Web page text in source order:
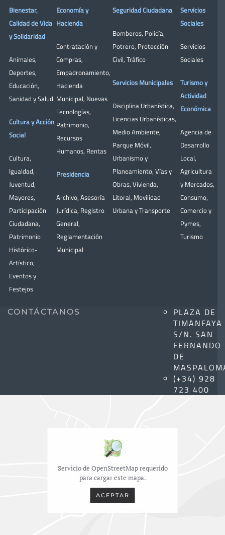
Bienestar,
Calidad de Vida
y Solidaridad
Animales,
Deportes,
Educación,
Sanidad y Salud
Cultura y Acción
Social
Cultura,
Igualdad,
Juventud,
Mayores,
Participación
Ciudadana,
Patrimonio
Histórico-
Artístico,
Eventos y
Festejos
Economía y
Hacienda
Contratación y
Compras,
Empadronamiento,
Hacienda
Municipal, Nuevas
Tecnologías,
Patrimonio,
Recursos
Humanos, Rentas
Presidencia
Archivo, Asesoría
Jurídica, Registro
General,
Reglamentación
Municipal
Seguridad Ciudadana
Bomberos, Policía,
Potrero, Protección
Civil, Tráfico
Servicios Municipales
Disciplina Urbanística,
Licencias Urbanísticas,
Medio Ambiente,
Parque Móvil,
Urbanismo y
Planeamiento, Vías y
Obras, Vivienda,
Litoral, Movilidad
Urbana y Transporte
Servicios
Sociales
Servicios
Sociales
Turismo y
Actividad
Económica
Agencia de
Desarrollo
Local,
Agricultura
y Mercados,
Consumo,
Comercio y
Pymes,
Turismo
CONTÁCTANOS
PLAZA DE
TIMANFAYA
S/N. SAN
FERNANDO
DE
(+34) 928
723 400
Servicio de OpenStreetMap requerido
para cargar este mapa.
ACEPTAR